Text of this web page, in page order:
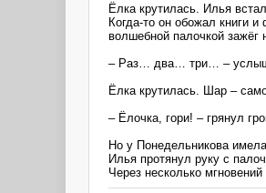
Ёлка крутилась. Илья
Когда-то он обожал книги
волшебной палочкой зажёг
– Раз… два… три… –
Ёлка крутилась. Шар –
– Ёлочка, гори! – грянул
Но у Понедельникова
Илья протянул руку с
Через несколько